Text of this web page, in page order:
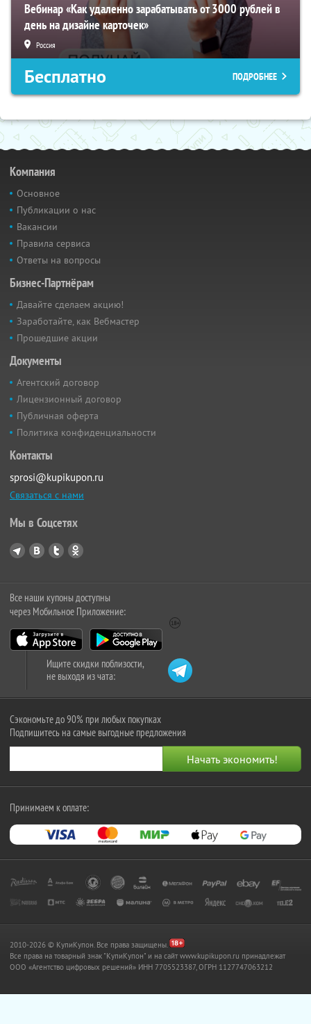
Вебинар «Как удаленно зарабатывать от 3000 рублей в
день на дизайне карточек»
Россия
Бесплатно ПОДРОБНЕЕ
Компания
Основное
Публикации о нас
Вакансии
Правила сервиса
Ответы на вопросы
Бизнес-Партнёрам
Давайте сделаем акцию!
Заработайте, как Вебмастер
Прошедшие акции
Документы
Агентский договор
Лицензионный договор
Публичная оферта
Политика конфиденциальности
Контакты
sprosi@kupikupon.ru
Связаться с нами
Мы в Соцсетях
Все наши купоны доступны
через Мобильное Приложение:
Ищите скидки поблизости,
не выходя из чата:
Сэкономьте до 90% при любых покупках
Подпишитесь на самые выгодные предложения
Принимаем к оплате:
2010-2026 © КупиКупон. Все права защищены.
Все права на товарный знак "КупиКупон" и на сайт www.kupikupon.ru принадлежат
OOO «Агентство цифровых решений» ИНН 7705523387, ОГРН 1127747063212